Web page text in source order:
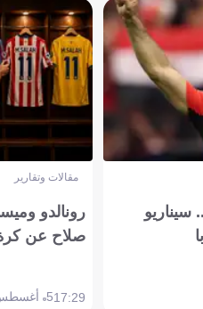
مقالات وتقارير
رونالدو
صلاح عن
17:295 أغسطس 2026